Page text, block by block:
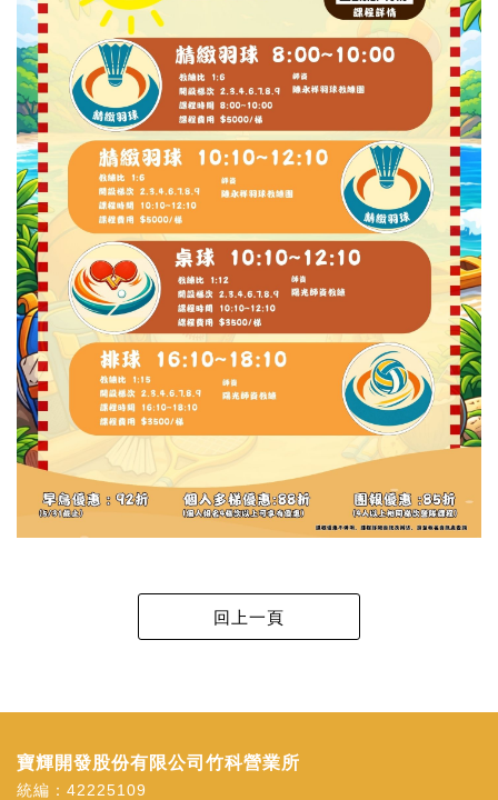
寶輝開發股份有限公司竹科營業所
統編：42225109